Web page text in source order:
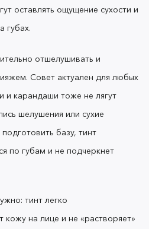
жиро-восковой
на свойства тинтов
коже: чтобы средство
текстуру суфле,
тюбик в течение 5–10
глаз вообще
оставлять ощущение сухости и
губах.
отшелушивать и
Совет актуален для любых
и карандаши тоже не лягут
шелушения или сухие
базу, тинт
по губам и не подчеркнет
тинт легко
кожу на лице и не «растворяет»